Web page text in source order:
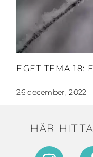
EGET TEMA 18:
26 december, 2022
HÄR